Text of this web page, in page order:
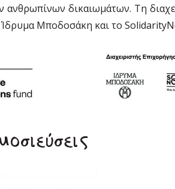
ανθρωπίνων δικαιωμάτων. Τη
Μποδοσάκη και το